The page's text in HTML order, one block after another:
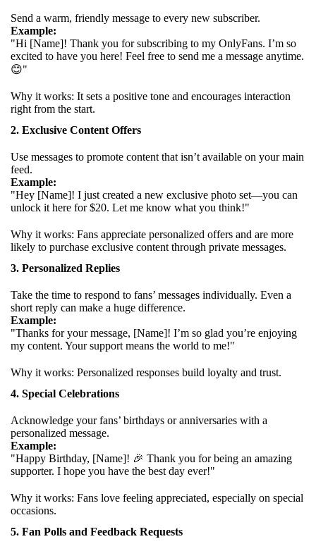
Send a warm, friendly message to every new subscriber.
Example:
"Hi [Name]! Thank you for subscribing to my OnlyFans. I’m so
excited to have you here! Feel free to send me a message anytime.
😊"
Why it works: It sets a positive tone and encourages interaction
right from the start.
2. Exclusive Content Offers
Use messages to promote content that isn’t available on your main
feed.
Example:
"Hey [Name]! I just created a new exclusive photo set—you can
unlock it here for $20. Let me know what you think!"
Why it works: Fans appreciate personalized offers and are more
likely to purchase exclusive content through private messages.
3. Personalized Replies
Take the time to respond to fans’ messages individually. Even a
short reply can make a huge difference.
Example:
"Thanks for your message, [Name]! I’m so glad you’re enjoying
my content. Your support means the world to me!"
Why it works: Personalized responses build loyalty and trust.
4. Special Celebrations
Acknowledge your fans’ birthdays or anniversaries with a
personalized message.
Example:
"Happy Birthday, [Name]! 🎉 Thank you for being an amazing
supporter. I hope you have the best day ever!"
Why it works: Fans love feeling appreciated, especially on special
occasions.
5. Fan Polls and Feedback Requests